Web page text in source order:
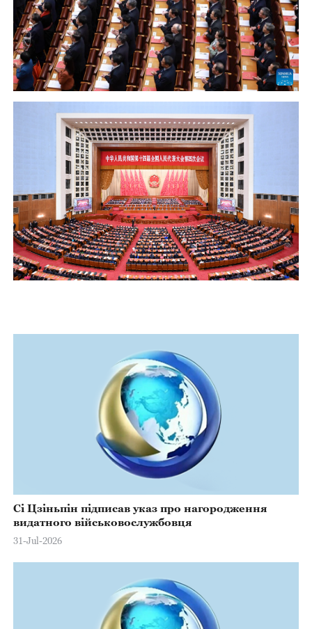
Сі Цзіньпін підписав указ про нагородження
видатного військовослужбовця
31-Jul-2026